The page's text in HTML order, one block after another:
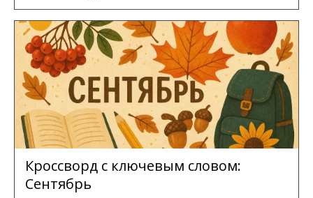
Кроссворд с ключевым словом:
Сентябрь